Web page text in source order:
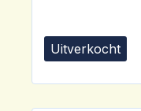
Uitverkocht